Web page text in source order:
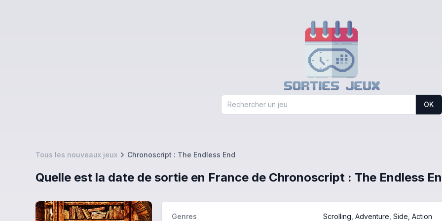
OK
Tous les nouveaux jeux Chronoscript : The Endless End
Quelle est la date de sortie en France de Chronoscript : The Endless
Genres Scrolling, Adventure, Side, Action